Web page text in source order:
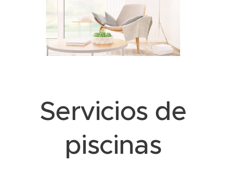
Servicios de
piscinas